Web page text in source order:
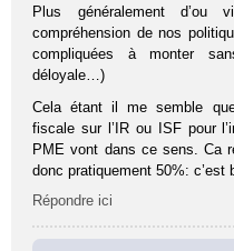
Plus généralement
compréhension de nos
compliquées à monter
déloyale…)
Cela étant il me semble
fiscale sur l’IR ou ISF pour
PME vont dans ce sens. Ca
donc pratiquement 50%: c’est
Répondre ici